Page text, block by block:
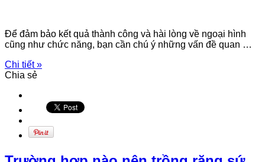
Để đảm bảo kết quả thành công và hài lòng về ngoại hình
cũng như chức năng, bạn cần chú ý những vấn đề quan …
Chi tiết »
Chia sẻ